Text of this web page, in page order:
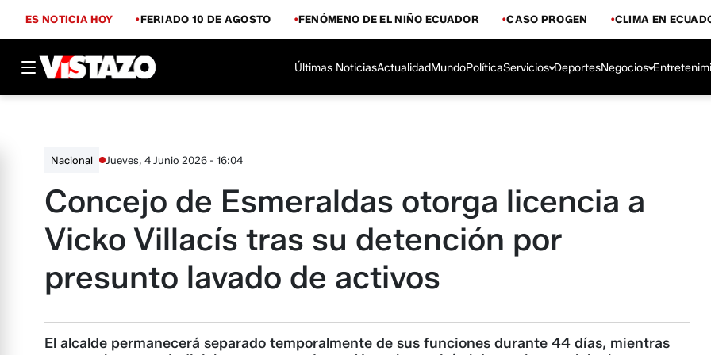
ES NOTICIA HOY FERIADO 10 DE AGOSTO FENÓMENO DE EL NIÑO ECUADOR CASO PROGEN CLIMA EN
Últimas NoticiasActualidadMundoPolíticaServicios DeportesNegocios
Nacional Jueves, 4 Junio 2026 - 16:04
Concejo de Esmeraldas otorga licencia a
Vicko Villacís tras su detención por
presunto lavado de activos
El alcalde permanecerá separado temporalmente de sus funciones durante 44 días, mientras